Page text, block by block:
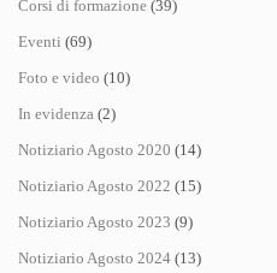
Corsi di formazione (39)
Eventi (69)
Foto e video (10)
In evidenza (2)
Notiziario Agosto 2020 (14)
Notiziario Agosto 2022 (15)
Notiziario Agosto 2023 (9)
Notiziario Agosto 2024 (13)